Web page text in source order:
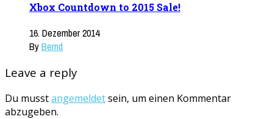
Xbox Countdown to 2015 Sale!
16. Dezember 2014
ByBernd
Leave a reply
Du musstangemeldetsein, um einen Kommentar
abzugeben.